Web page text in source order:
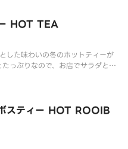
はCRISP SALAD WORKSの公式
確認ください。
ィー /
HOT TEA
した味わいの冬のホットティーが
っぷりなので、お店でサラダと一
はCRISP SALAD WORKSの公式
確認ください。
Vegan）（
スティー HOT ROOIB